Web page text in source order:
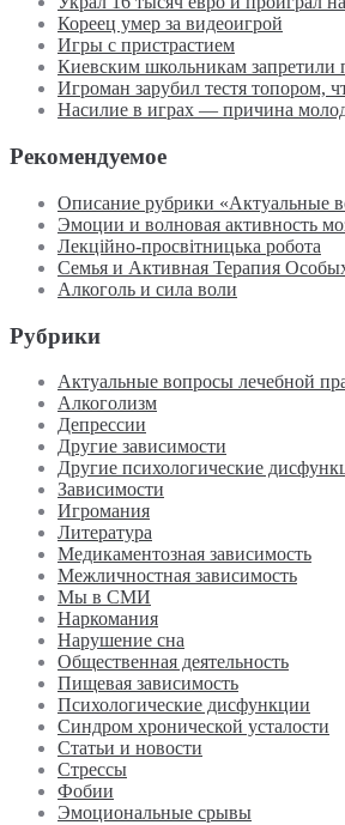
Кореец умер за видеоигрой
Игры с пристрастием
Киевским школьникам запретили
Игроман зарубил тестя топором,
Насилие в играх — причина
Рекомендуемое
Описание рубрики «Актуальные
Эмоции и волновая активность
Лекційно-просвітницька робота
Семья и Активная Терапия
Алкоголь и сила воли
Рубрики
Актуальные вопросы лечебной
Алкоголизм
Депрессии
Другие зависимости
Другие психологические
Зависимости
Игромания
Литература
Медикаментозная зависимость
Межличностная зависимость
Мы в СМИ
Наркомания
Нарушение сна
Общественная деятельность
Пищевая зависимость
Психологические дисфункции
Синдром хронической усталости
Статьи и новости
Стрессы
Фобии
Эмоциональные срывы